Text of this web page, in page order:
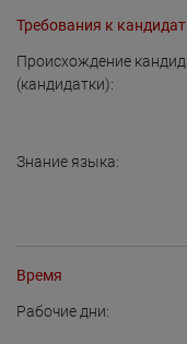
Требования к
Происхождение
(кандидатки):
Знание языка:
Время
Рабочие дни: